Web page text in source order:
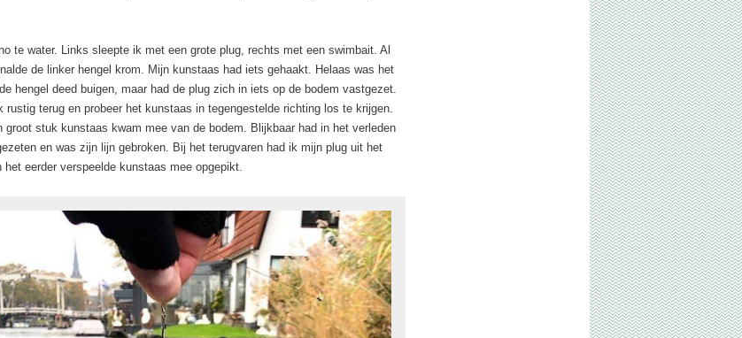
te water. Links sleepte ik met een grote plug, rechts met een swimbait. Al
de linker hengel krom. Mijn kunstaas had iets gehaakt. Helaas was het
hengel deed buigen, maar had de plug zich in iets op de bodem vastgezet.
rustig terug en probeer het kunstaas in tegengestelde richting los te krijgen.
groot stuk kunstaas kwam mee van de bodem. Blijkbaar had in het verleden
en was zijn lijn gebroken. Bij het terugvaren had ik mijn plug uit het
eerder verspeelde kunstaas mee opgepikt.